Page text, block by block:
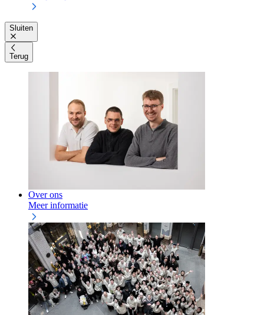
Sluiten
Terug
Over ons
Meer informatie